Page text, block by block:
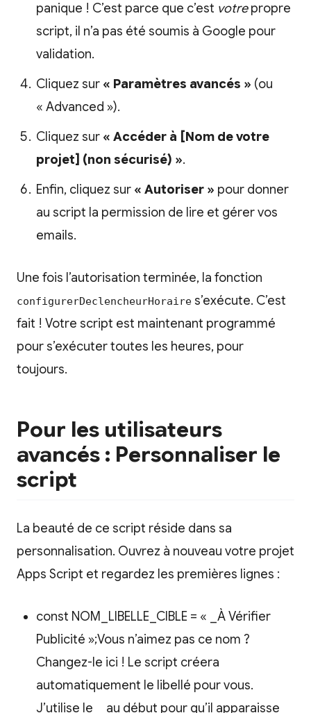
panique ! C’est parce que c’est votrepropre
script, il n’a pas été soumis à Google pour
validation.
Cliquez sur « Paramètres avancés » (ou
« Advanced »).
Cliquez sur « Accéder à [Nom de votre
projet] (non sécurisé) ».
Enfin, cliquez sur « Autoriser » pour donner
au script la permission de lire et gérer vos
emails.
Une fois l’autorisation terminée, la fonction
configurerDeclencheurHoraire s’exécute. C’est
fait ! Votre script est maintenant programmé
pour s’exécuter toutes les heures, pour
toujours.
Pour les utilisateurs
avancés : Personnaliser le
script
La beauté de ce script réside dans sa
personnalisation. Ouvrez à nouveau votre projet
Apps Script et regardez les premières lignes :
const NOM_LIBELLE_CIBLE = « _À Vérifier
Publicité »;Vous n’aimez pas ce nom ?
Changez-le ici ! Le script créera
automatiquement le libellé pour vous.
J’utilise le _ au début pour qu’il apparaisse